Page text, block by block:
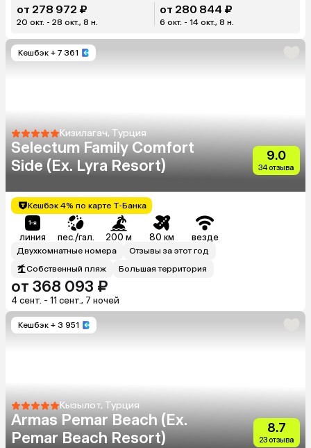
от 278 972 ₽
20 окт. - 28 окт., 8 н.
от 280 844 ₽
6 окт. - 14 окт., 8 н.
Кешбэк + 7 361
Кизилагач, Турция
Selectum Family Comfort
Side (Ex. Lyra Resort)
9.0
34 отзыва
Кешбэк 4% по карте Т-Банка
линия пес./гал. 200 м 80 км везде
Двухкомнатные номера
Отзывы за этот год
Собственный пляж
Большая территория
от 368 093 ₽
4 сент. - 11 сент., 7 ночей
Кешбэк + 3 951
Кызылот, Турция
Armas Pemar Beach (Ex.
Pemar Beach Resort)
8.7
23 отзыва